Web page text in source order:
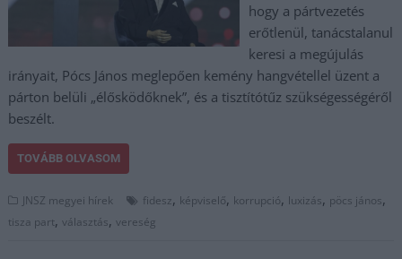
hogy a pártvezetés
erőtlenül, tanácstalanul
keresi a megújulás
irányait, Pócs János meglepően kemény hangvétellel üzent a
párton belüli „élősködőknek”, és a tisztítótűz szükségességéről
beszélt.
TOVÁBB OLVASOM
JNSZ megyei hírek fidesz, képviselő, korrupció, luxizás, pöcs jános,
tisza part,választás,vereség